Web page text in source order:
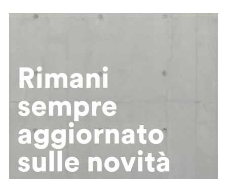
Rimani
sempre
aggiornato
sulle novità